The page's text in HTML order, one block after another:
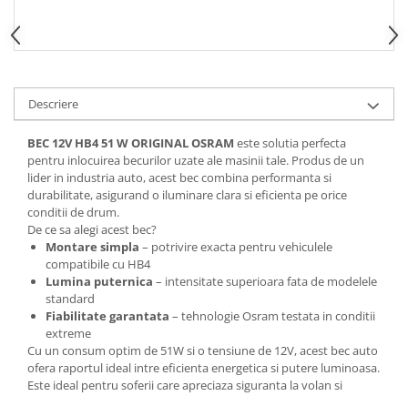
Aditivi Ulei Motor
Aditivi DPF, Sistem Racire si
Antigel
Spray Curatare Frane
Produse Intretinere si Detailing
Lubrifianti si Spray-uri de Curatare
Curatare si Detailing Interior
Vopsitorie, Chituri si Adezivi
Curatare si Detailing Exterior
Articole Auto Sezoniere
Produse de Iarna
Cabluri Pornire
Produse de Vara
Blog
Descriere
BEC 12V HB4 51 W ORIGINAL OSRAM este solutia perfecta
pentru inlocuirea becurilor uzate ale masinii tale. Produs de un
lider in industria auto, acest bec combina performanta si
durabilitate, asigurand o iluminare clara si eficienta pe orice
conditii de drum.
De ce sa alegi acest bec?
Montare simpla – potrivire exacta pentru vehiculele
compatibile cu HB4
Lumina puternica – intensitate superioara fata de modelele
standard
Fiabilitate garantata – tehnologie Osram testata in conditii
extreme
Cu un consum optim de 51W si o tensiune de 12V, acest bec auto
ofera raportul ideal intre eficienta energetica si putere luminoasa.
Este ideal pentru soferii care apreciaza siguranta la volan si